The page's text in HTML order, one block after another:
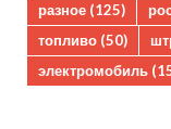
разное (125)
топливо (50)
электромобиль